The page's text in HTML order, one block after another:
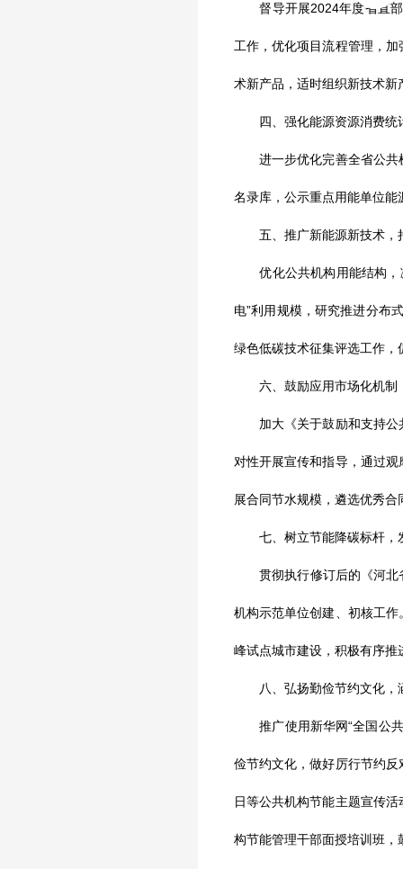
督导开展2024年度省直部
工作，优化项目流程管理，
术新产品，适时组织新技术新
四、强化能源资源消费统
进一步优化完善全省公共机
名录库，公示重点用能单位能
五、推广新能源新技术，
优化公共机构用能结构，
电”利用规模，研究推进分布
绿色低碳技术征集评选工作
六、鼓励应用市场化机制
加大《关于鼓励和支持公共
对性开展宣传和指导，通过
展合同节水规模，遴选优秀合
七、树立节能降碳标杆，
贯彻执行修订后的《河北省
机构示范单位创建、初核工
峰试点城市建设，积极有序
八、弘扬勤俭节约文化，
推广使用新华网“全国公共
俭节约文化，做好厉行节约
日等公共机构节能主题宣传
构节能管理干部面授培训班